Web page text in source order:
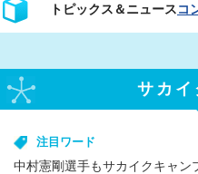
トピックス＆ニュースコ
サカイ
注目ワード
中村憲剛選手もサカイクキャ